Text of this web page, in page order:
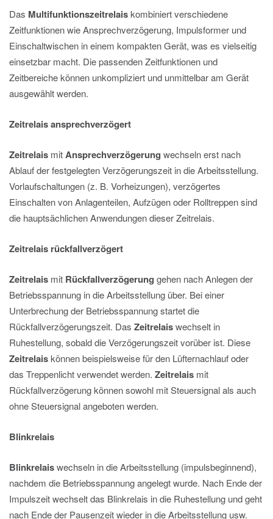
Das Multifunktionszeitrelaiskombiniert verschiedene
Zeitfunktionen wie Ansprechverzögerung, Impulsformer und
Einschaltwischen in einem kompakten Gerät, was es vielseitig
einsetzbar macht. Die passenden Zeitfunktionen und
Zeitbereiche können unkompliziert und unmittelbar am Gerät
ausgewählt werden.
Zeitrelais ansprechverzögert
Zeitrelais mitAnsprechverzögerung wechseln erst nach
Ablauf der festgelegten Verzögerungszeit in die Arbeitsstellung.
Vorlaufschaltungen (z. B. Vorheizungen), verzögertes
Einschalten von Anlagenteilen, Aufzügen oder Rolltreppen sind
die hauptsächlichen Anwendungen dieser Zeitrelais.
Zeitrelais rückfallverzögert
Zeitrelais mit Rückfallverzögerung gehen nach Anlegen der
Betriebsspannung in die Arbeitsstellung über. Bei einer
Unterbrechung der Betriebsspannung startet die
Rückfallverzögerungszeit. Das Zeitrelaiswechselt in
Ruhestellung, sobald die Verzögerungszeit vorüber ist. Diese
Zeitrelaiskönnen beispielsweise für den Lüfternachlauf oder
das Treppenlicht verwendet werden. Zeitrelais mit
Rückfallverzögerung können sowohl mit Steuersignal als auch
ohne Steuersignal angeboten werden.
Blinkrelais
Blinkrelaiswechseln in die Arbeitsstellung (impulsbeginnend),
nachdem die Betriebsspannung angelegt wurde. Nach Ende der
Impulszeit wechselt das Blinkrelais in die Ruhestellung und geht
nach Ende der Pausenzeit wieder in die Arbeitsstellung usw.